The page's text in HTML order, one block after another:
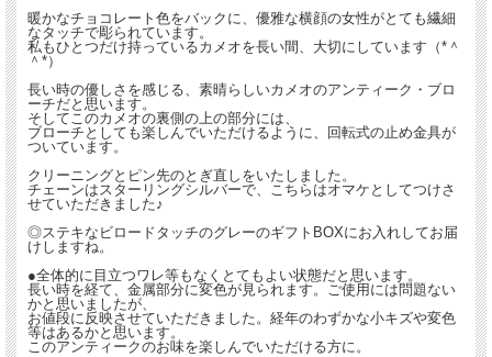
暖かなチョコレート色をバックに、優雅な横顔の女性がとても繊細
なタッチで彫られています。
私もひとつだけ持っているカメオを長い間、大切にしています（*＾
＾*）
長い時の優しさを感じる、素晴らしいカメオのアンティーク・ブロ
ーチだと思います。
そしてこのカメオの裏側の上の部分には、
ブローチとしても楽しんでいただけるように、回転式の止め金具が
ついています。
クリーニングとピン先のとぎ直しをいたしました。
チェーンはスターリングシルバーで、こちらはオマケとしてつけさ
せていただきました♪
◎ステキなビロードタッチのグレーのギフトBOXにお入れしてお届
けしますね。
●全体的に目立つワレ等もなくとてもよい状態だと思います。
長い時を経て、金属部分に変色が見られます。ご使用には問題ない
かと思いましたが、
お値段に反映させていただきました。経年のわずかな小キズや変色
等はあるかと思います。
このアンティークのお味を楽しんでいただける方に。